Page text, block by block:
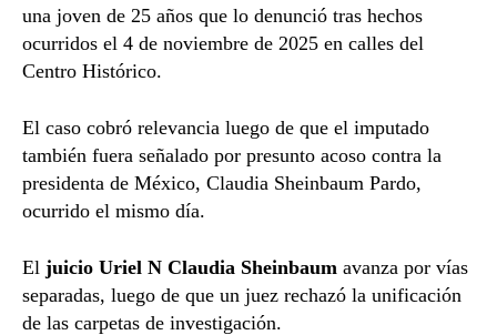
una joven de 25 años que lo denunció tras hechos
ocurridos el 4 de noviembre de 2025 en calles del
Centro Histórico.
El caso cobró relevancia luego de que el imputado
también fuera señalado por presunto acoso contra la
presidenta de México, Claudia Sheinbaum Pardo,
ocurrido el mismo día.
El juicio Uriel N Claudia Sheinbaum avanza por vías
separadas, luego de que un juez rechazó la unificación
de las carpetas de investigación.